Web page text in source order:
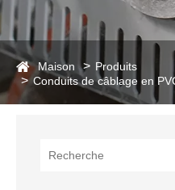
Maison
Produits
Conduits de câblage en